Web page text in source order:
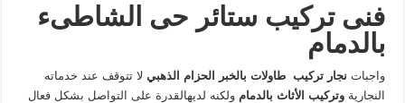
فنى تركيب ستائر حى الشاطىء
بالدمام
واجبات نجار تركيب طاولات بالخبر الحزام الذهبي لا تتوقف عند خدماته
النجارية وتركيب الأثاث بالدمامولكنه لديهالقدرة على التواصل بشكل فعال